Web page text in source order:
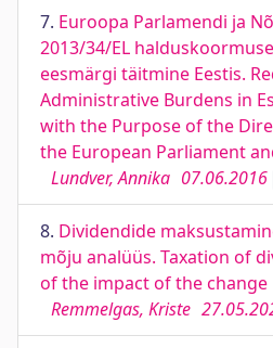
7. Euroopa Parlamendi ja
2013/34/EL
eesmärgi täitmine Eestis.
Administrative Burdens in
with the Purpose of the
the European Parliament
Lundver, Annika 07.06.2016
8. Dividendide
mõju analüüs. Taxation of
of the impact of the change
Remmelgas, Kriste